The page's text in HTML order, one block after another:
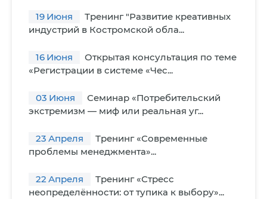
19 Июня
Тренинг "Развитие креативных
индустрий в Костромской обла...
16 Июня
Открытая консультация по теме
«Регистрации в системе «Чес...
03 Июня
Семинар «Потребительский
экстремизм — миф или реальная уг...
23 Апреля
Тренинг «Современные
проблемы менеджмента»...
22 Апреля
Тренинг «Стресс
неопределённости: от тупика к выбору»...